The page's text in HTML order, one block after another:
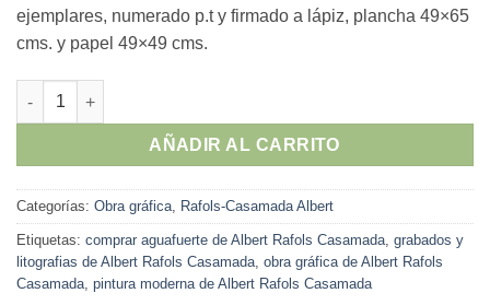
ejemplares, numerado p.t y firmado a lápiz, plancha 49×65
cms. y papel 49×49 cms.
Albert Rafols Casamada - "Conreu" grabado aguafuerte
AÑADIR AL CARRITO
Categorías: Obra gráfica, Rafols-Casamada Albert
Etiquetas: comprar aguafuerte de Albert Rafols Casamada, grabados y
litografias de Albert Rafols Casamada, obra gráfica de Albert Rafols
Casamada, pintura moderna de Albert Rafols Casamada